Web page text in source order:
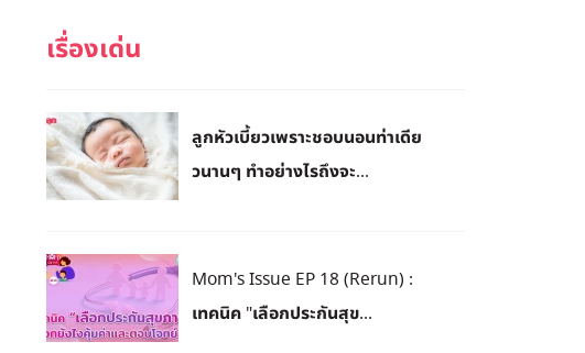
ลูกหัวเบี้ยวเพราะชอบนอนท่าเดีย
วนานๆ ทำอย่างไรถึงจะ...
Mom's Issue EP 18 (Rerun) :
เทคนิค "เลือกประกันสุข...